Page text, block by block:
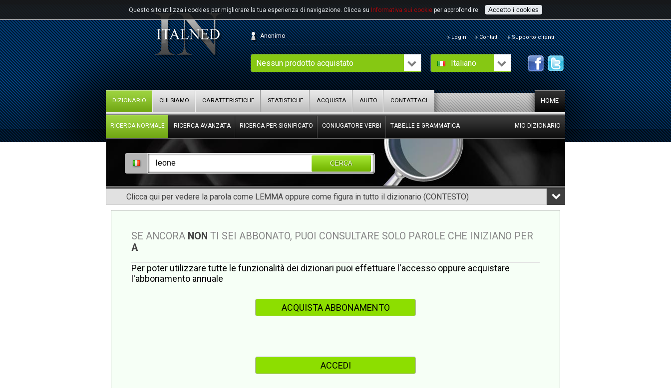
Questo sito utilizza i cookies per migliorare la tua esperienza di navigazione. Clicca su Informativa sui cookie per approfondire Accetto i cookies
Italiano
Nessun prodotto acquistato
Anonimo Login Contatti Supporto clienti
HOME
DIZIONARIO CHI SIAMO CARATTERISTICHE STATISTICHE ACQUISTA AIUTO CONTATTACI
RICERCA NORMALE RICERCA AVANZATA RICERCA PER SIGNIFICATO CONIUGATORE VERBI TABELLE E GRAMMATICA MIO DIZIONARIO
CERCA
Clicca qui per vedere la parola come LEMMA oppure come figura in tutto il dizionario (CONTESTO)
SE ANCORA NON TI SEI ABBONATO, PUOI CONSULTARE SOLO PAROLE CHE INIZIANO PER
A
Per poter utilizzare tutte le funzionalità dei dizionari puoi effettuare l'accesso oppure acquistare
l'abbonamento annuale
ACQUISTA ABBONAMENTO
ACCEDI